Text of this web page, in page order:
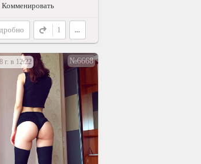
Комменировать
1 ...
г. в 12:22 №6668